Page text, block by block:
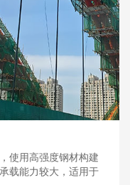
使用高强度钢材构建
载能力较大，适用于